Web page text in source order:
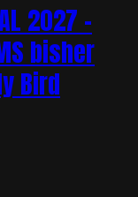
2027 –
bisher
Bird